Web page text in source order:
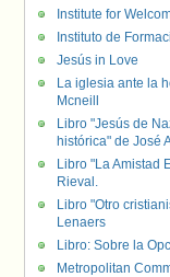
Institute for
Instituto de
Jesús in Love
La iglesia ante la
Mcneill
Libro "Jesús de
histórica" de José
Libro "La Amistad
Rieval.
Libro "Otro
Lenaers
Libro: Sobre la
Metropolitan